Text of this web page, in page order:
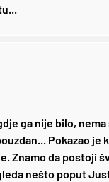
ga nije bilo,
Pokazao je
Znamo da postoji
nešto poput